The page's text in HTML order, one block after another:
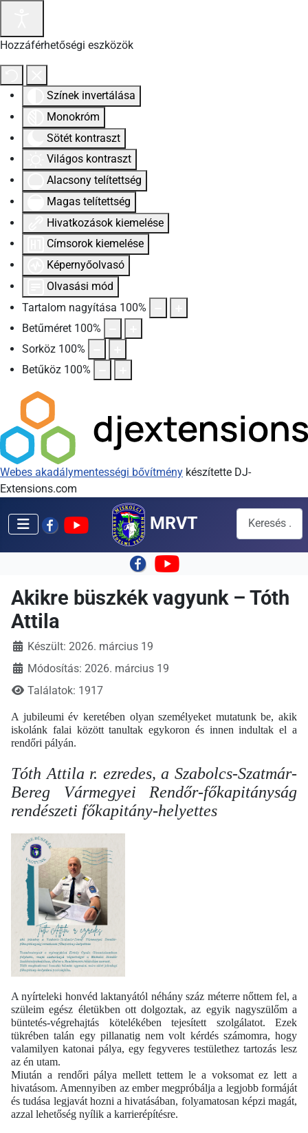
Hozzáférhetőségi eszközök
Színek invertálása
Monokróm
Sötét kontraszt
Világos kontraszt
Alacsony telítettség
Magas telítettség
Hivatkozások kiemelése
Címsorok kiemelése
Képernyőolvasó
Olvasási mód
Tartalom nagyítása 100%
Betűméret 100%
Sorköz 100%
Betűköz 100%
Webes akadálymentességi bővítmény készítette DJ-
Extensions.com
MRVT Keresés...
Akikre büszkék vagyunk – Tóth
Attila
Készült: 2026. március 19
Módosítás: 2026. március 19
Találatok: 1917
A jubileumi év keretében olyan személyeket mutatunk be, akik
iskolánk falai között tanultak egykoron és innen indultak el a
rendőri pályán.
Tóth Attila r. ezredes, a Szabolcs-Szatmár-
Bereg Vármegyei Rendőr-főkapitányság
rendészeti főkapitány-helyettes
A nyírteleki honvéd laktanyától néhány száz méterre nőttem fel, a
szüleim egész életükben ott dolgoztak, az egyik nagyszülőm a
büntetés-végrehajtás kötelékében tejesített szolgálatot. Ezek
tükrében talán egy pillanatig nem volt kérdés számomra, hogy
valamilyen katonai pálya, egy fegyveres testülethez tartozás lesz
az én utam.
Miután a rendőri pálya mellett tettem le a voksomat ez lett a
hivatásom. Amennyiben az ember megpróbálja a legjobb formáját
és tudása legjavát hozni a hivatásában, folyamatosan képzi magát,
azzal lehetőség nyílik a karrierépítésre.